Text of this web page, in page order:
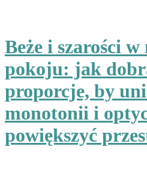
Beże i szarości w
pokoju: jak
proporcje, by
monotonii i
powiększyć